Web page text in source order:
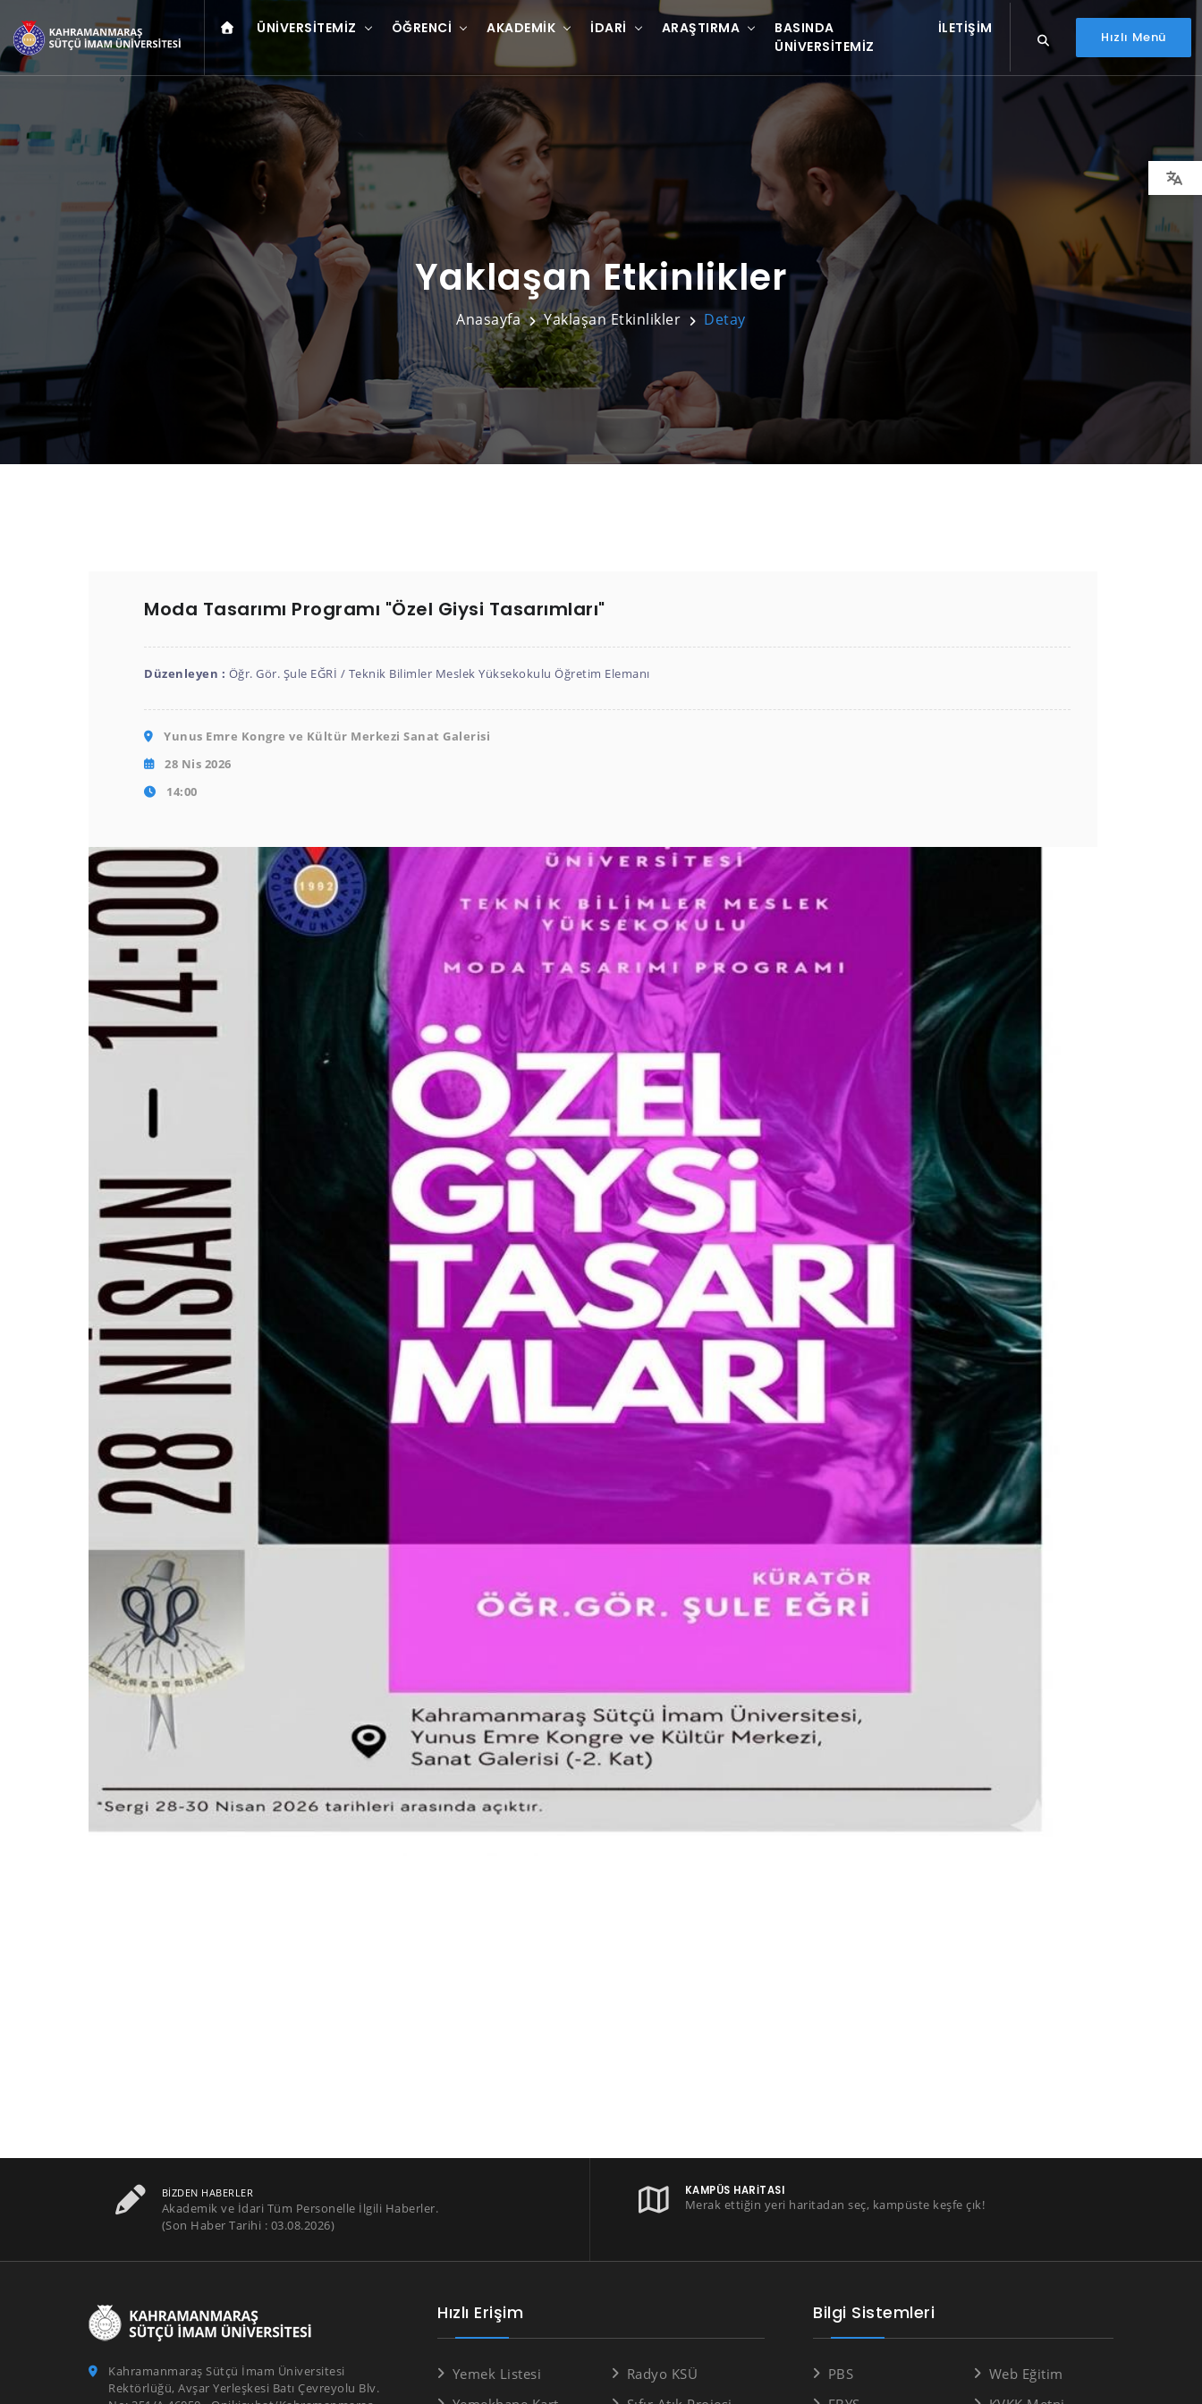
ÜNIVERSITEMIZ ÖĞRENCI AKADEMIK İDARI ARAŞTIRMA
BASINDA
ÜNIVERSITEMIZ
İLETIŞIM
Hızlı Menü
Yaklaşan Etkinlikler
Anasayfa Yaklaşan Etkinlikler Detay
Moda Tasarımı Programı "Özel Giysi Tasarımları"
Düzenleyen : Öğr. Gör. Şule EĞRİ / Teknik Bilimler Meslek Yüksekokulu Öğretim Elemanı
Yunus Emre Kongre ve Kültür Merkezi Sanat Galerisi
28 Nis 2026
14:00
BIZDEN HABERLER
Akademik ve İdari Tüm Personelle İlgili Haberler.
(Son Haber Tarihi : 03.08.2026)
KAMPÜS HARITASI
Merak ettiğin yeri haritadan seç, kampüste keşfe çık!
Kahramanmaraş Sütçü İmam Üniversitesi
Rektörlüğü, Avşar Yerleşkesi Batı Çevreyolu Blv.
Hızlı Erişim
Yemek Listesi
Radyo KSÜ
Bilgi Sistemleri
PBS
Web Eğitim